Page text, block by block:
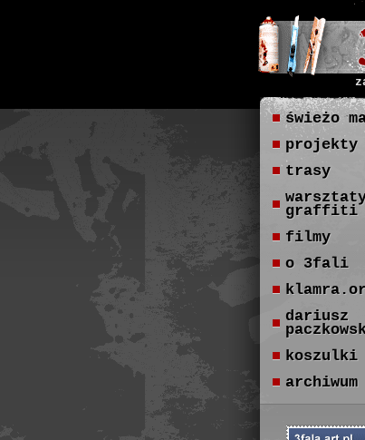
świeżo
projekty
trasy
graffiti
filmy
o 3fali
dariusz
koszulki
archiwum